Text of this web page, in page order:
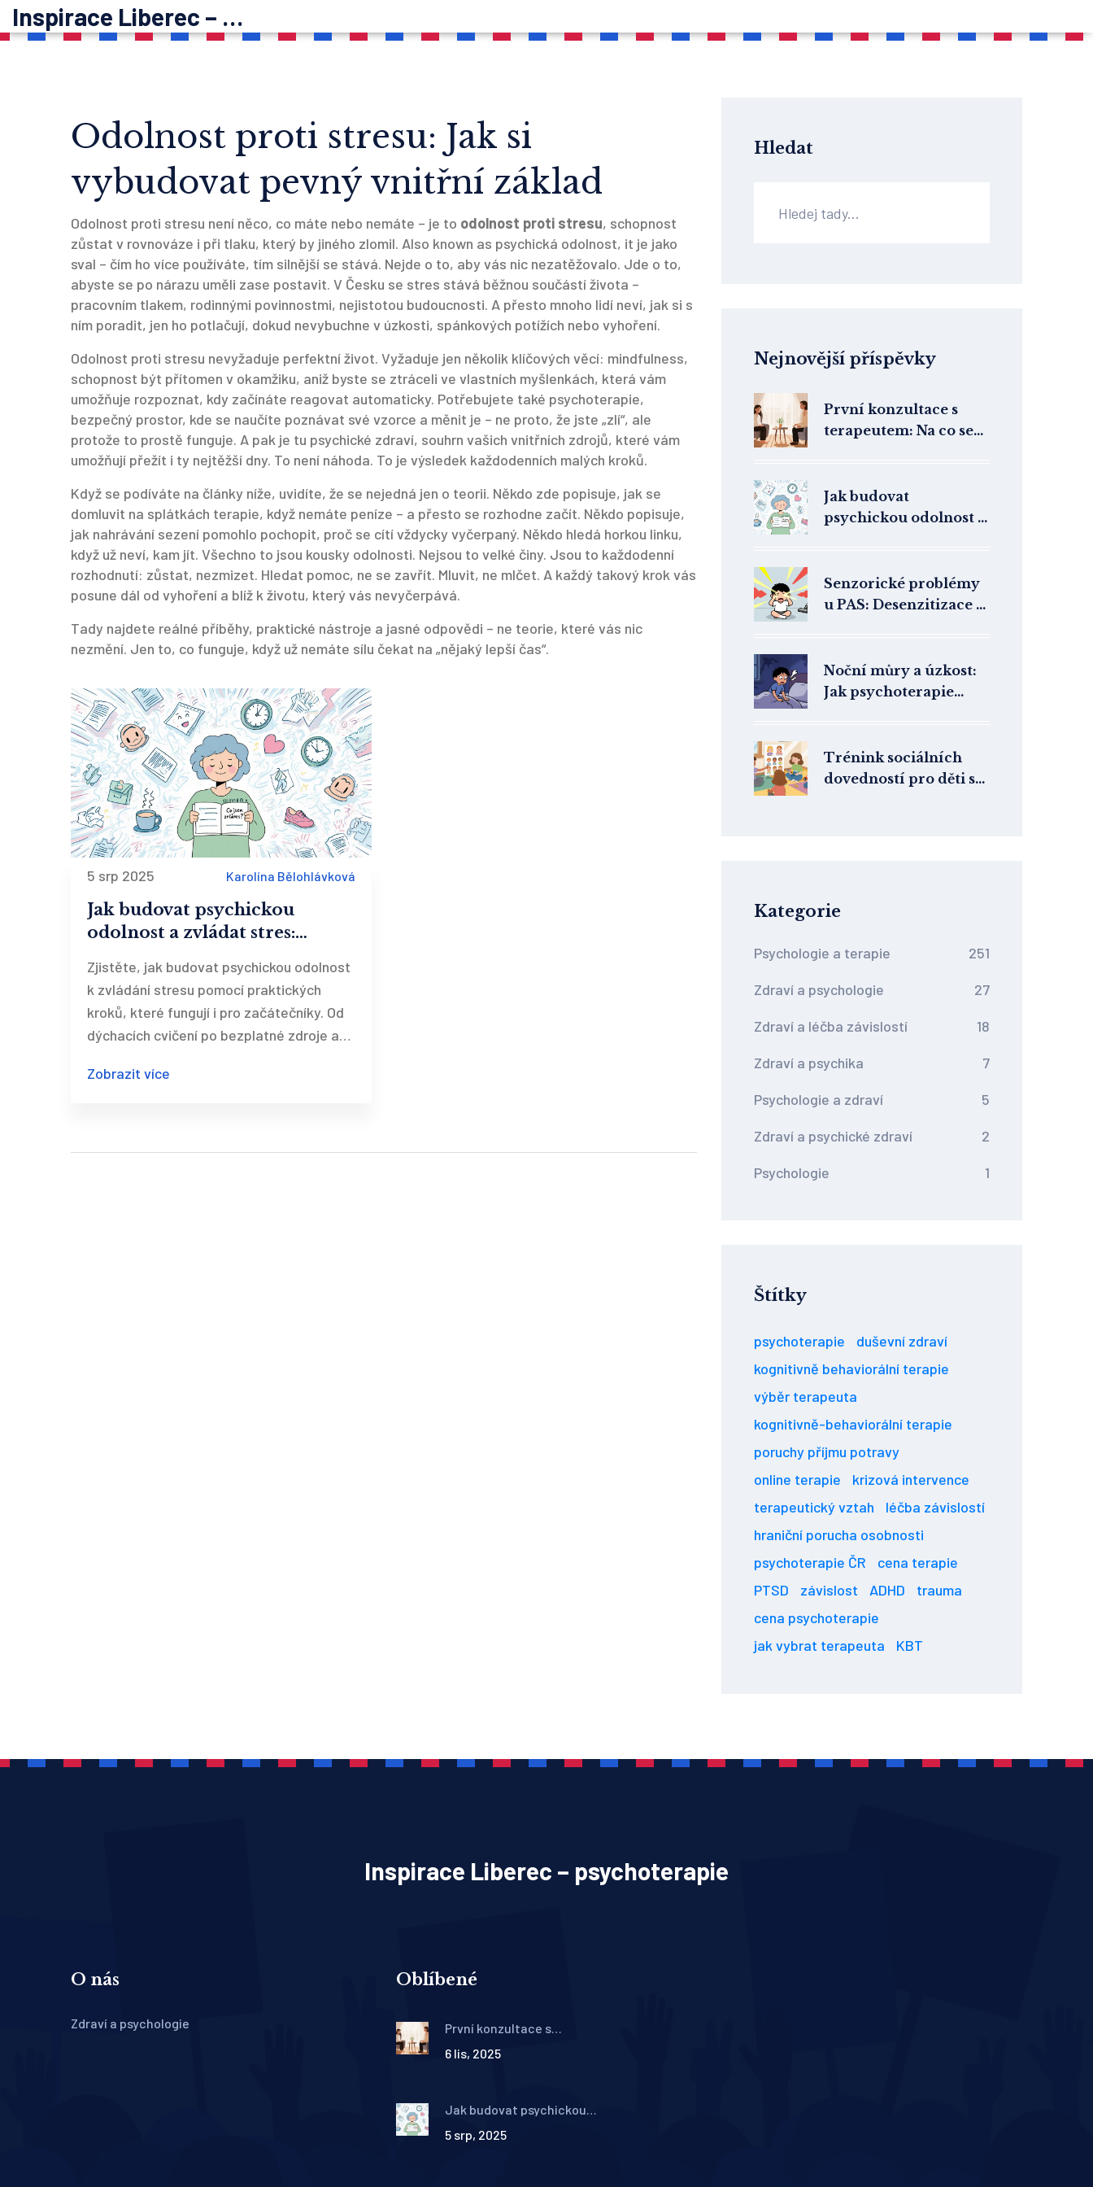
Inspirace Liberec – psychoterapie
Odolnost proti stresu: Jak si
vybudovat pevný vnitřní základ
Odolnost proti stresu není něco, co máte nebo nemáte – je to odolnost proti stresu, schopnost
zůstat v rovnováze i při tlaku, který by jiného zlomil. Also known as psychická odolnost, it je jako
sval – čím ho více používáte, tím silnější se stává. Nejde o to, aby vás nic nezatěžovalo. Jde o to,
abyste se po nárazu uměli zase postavit. V Česku se stres stává běžnou součástí života –
pracovním tlakem, rodinnými povinnostmi, nejistotou budoucnosti. A přesto mnoho lidí neví, jak si s
ním poradit, jen ho potlačují, dokud nevybuchne v úzkosti, spánkových potížích nebo vyhoření.
Odolnost proti stresu nevyžaduje perfektní život. Vyžaduje jen několik klíčových věcí: mindfulness,
schopnost být přítomen v okamžiku, aniž byste se ztráceli ve vlastních myšlenkách, která vám
umožňuje rozpoznat, kdy začínáte reagovat automaticky. Potřebujete také psychoterapie,
bezpečný prostor, kde se naučíte poznávat své vzorce a měnit je – ne proto, že jste „zlí“, ale
protože to prostě funguje. A pak je tu psychické zdraví, souhrn vašich vnitřních zdrojů, které vám
umožňují přežít i ty nejtěžší dny. To není náhoda. To je výsledek každodenních malých kroků.
Když se podíváte na články níže, uvidíte, že se nejedná jen o teorii. Někdo zde popisuje, jak se
domluvit na splátkách terapie, když nemáte peníze – a přesto se rozhodne začít. Někdo popisuje,
jak nahrávání sezení pomohlo pochopit, proč se cítí vždycky vyčerpaný. Někdo hledá horkou linku,
když už neví, kam jít. Všechno to jsou kousky odolnosti. Nejsou to velké činy. Jsou to každodenní
rozhodnutí: zůstat, nezmizet. Hledat pomoc, ne se zavřít. Mluvit, ne mlčet. A každý takový krok vás
posune dál od vyhoření a blíž k životu, který vás nevyčerpává.
Tady najdete reálné příběhy, praktické nástroje a jasné odpovědi – ne teorie, které vás nic
nezmění. Jen to, co funguje, když už nemáte sílu čekat na „nějaký lepší čas“.
5 srp 2025 Karolína Bělohlávková
Jak budovat psychickou
odolnost a zvládat stres:
den
Zjistěte, jak budovat psychickou odolnost
k zvládání stresu pomocí praktických
kroků, které fungují i pro začátečníky. Od
dýchacích cvičení po bezplatné zdroje a
Zobrazit více
Hledat
Nejnovější příspěvky
První konzultace s
terapeutem: Na co se
Jak budovat
psychickou odolnost a
každý den
Senzorické problémy
u PAS: Desenzitizace a
Noční můry a úzkost:
Jak psychoterapie
Trénink sociálních
dovedností pro děti s
Kategorie
Psychologie a terapie 251
Zdraví a psychologie 27
Zdraví a léčba závislostí 18
Zdraví a psychika 7
Psychologie a zdraví 5
Zdraví a psychické zdraví 2
Psychologie 1
Štítky
psychoterapie
duševní zdraví
kognitivně behaviorální terapie
výběr terapeuta
kognitivně-behaviorální terapie
poruchy příjmu potravy
online terapie
krizová intervence
terapeutický vztah
léčba závislostí
hraniční porucha osobnosti
psychoterapie ČR
cena terapie
PTSD
závislost ADHD
trauma
cena psychoterapie
jak vybrat terapeuta
KBT
Inspirace Liberec – psychoterapie
O nás
Zdraví a psychologie
Oblíbené
První konzultace s
připravit a co očekávat
6 lis, 2025
Jak budovat psychickou
praktické kroky pro každý
5 srp, 2025